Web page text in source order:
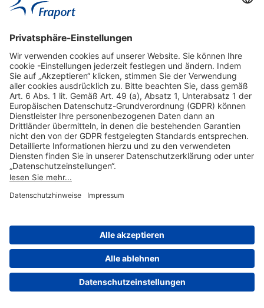
------------------------------------------------------------------------------------------------
geschützt; Noll & Hütten Rechtsanwälte, München |
Stuttgart, 2017-2018
------------------------------------------------------------------------------------------------
Vermittler der Reiseleistungen ist:
Fraport AG
Frankfurt Airport Services Worldwide
60547 Frankfurt am Main
Stand dieser Fassung: April 2021
Herausgeber: Fraport AG Travel Service, PCM-TS